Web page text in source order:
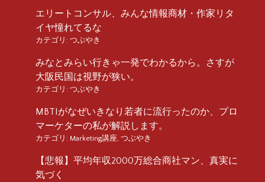
エリートコンサル、みんな情報商材・作家リタ
イヤ憧れてるな
カテゴリ: つぶやき
みなとみらい行きゃ一発でわかるから。さすが
大阪民国は視野が狭い。
カテゴリ: つぶやき
MBTIがなぜいきなり若者に流行ったのか、プロ
マーケターの私が解説します。
カテゴリ: Marketing講座 つぶやき
【悲報】平均年収2000万総合商社マン、真実に
気づく